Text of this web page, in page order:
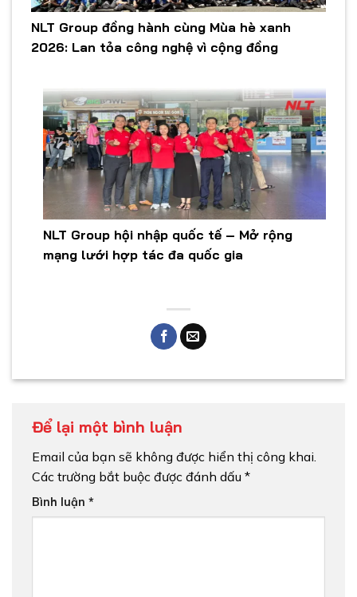
NLT Group đồng hành cùng Mùa hè xanh
2026: Lan tỏa công nghệ vì cộng đồng
NLT Group hội nhập quốc tế – Mở rộng
mạng lưới hợp tác đa quốc gia
Để lại một bình luận
Email của bạn sẽ không được hiển thị công khai.
Các trường bắt buộc được đánh dấu *
Bình luận *